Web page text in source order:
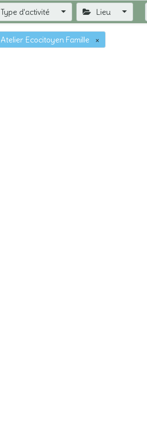
Type d'activité Lieu
Atelier Ecocitoyen Famille ×